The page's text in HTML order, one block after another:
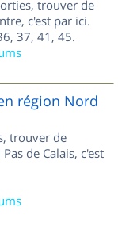
trouver de
c'est par ici.
37, 41, 45.
région Nord
trouver de
de Calais, c'est